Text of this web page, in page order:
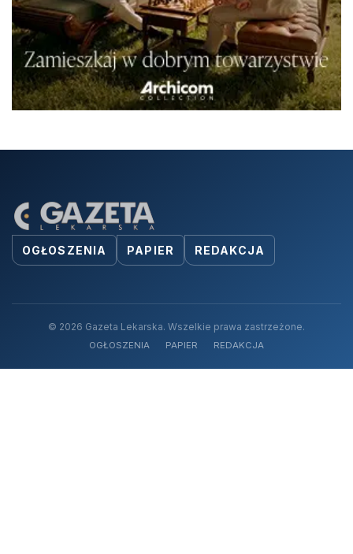
OGŁOSZENIA PAPIER REDAKCJA
© 2026 Gazeta Lekarska. Wszelkie prawa zastrzeżone.
OGŁOSZENIA PAPIER REDAKCJA